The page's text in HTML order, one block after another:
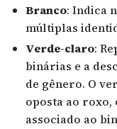
Branco: Indica
múltiplas
Verde-claro:
binárias e a
de gênero. O
oposta ao roxo,
associado ao